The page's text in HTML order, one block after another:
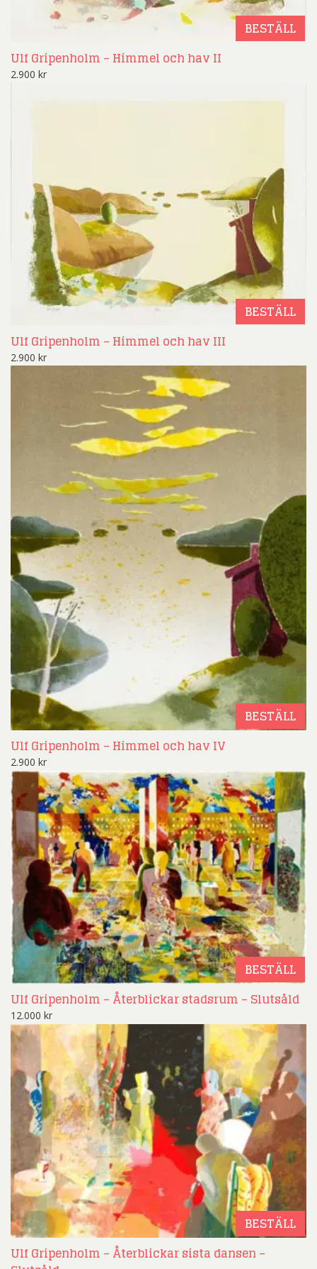
BESTÄLL
Ulf Gripenholm – Himmel och hav II
2.900 kr
BESTÄLL
Ulf Gripenholm – Himmel och hav III
2.900 kr
BESTÄLL
Ulf Gripenholm – Himmel och hav IV
2.900 kr
BESTÄLL
Ulf Gripenholm – Återblickar stadsrum – Slutsåld
12.000 kr
BESTÄLL
Ulf Gripenholm – Återblickar sista dansen –